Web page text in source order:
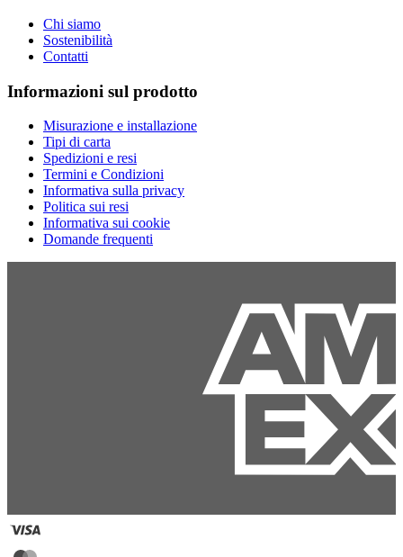
Chi siamo
Sostenibilità
Contatti
Informazioni sul prodotto
Misurazione e installazione
Tipi di carta
Spedizioni e resi
Termini e Condizioni
Informativa sulla privacy
Politica sui resi
Informativa sui cookie
Domande frequenti